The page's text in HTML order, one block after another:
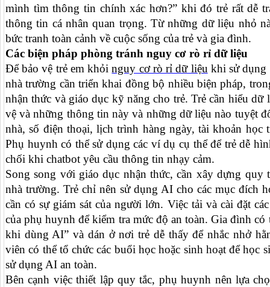
mình tìm thông tin chính xác hơn?” khi đó trẻ rất dễ
thông tin cá nhân quan trọng. Từ những dữ liệu nhỏ
bức tranh toàn cảnh về cuộc sống của trẻ và gia đình.
Các biện pháp phòng tránh nguy cơ rò rỉ dữ liệu
Để bảo vệ trẻ em khỏinguy cơ rò rỉ dữ liệu khi sử dụng
nhà trường cần triển khai đồng bộ nhiều biện pháp,
nhận thức và giáo dục kỹ năng cho trẻ. Trẻ cần hiểu dữ
vệ và những thông tin này và những dữ liệu nào tuyệt
nhà, số điện thoại, lịch trình hàng ngày, tài khoản học
Phụ huynh có thể sử dụng các ví dụ cụ thể để trẻ dễ
chối khi chatbot yêu cầu thông tin nhạy cảm.
Song song với giáo dục nhận thức, cần xây dựng
nhà trường. Trẻ chỉ nên sử dụng AI cho các mục đích
cần có sự giám sát của người lớn. Việc tải và cài đặt
của phụ huynh để kiểm tra mức độ an toàn. Gia đình
khi dùng AI” và dán ở nơi trẻ dễ thấy để nhắc nhở
viên có thể tổ chức các buổi học hoặc sinh hoạt để học
sử dụng AI an toàn.
Bên cạnh việc thiết lập quy tắc, phụ huynh nên lựa